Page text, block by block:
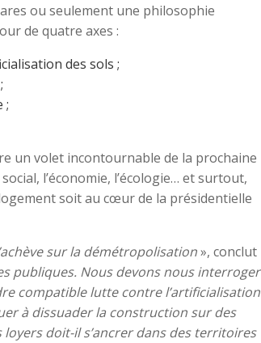
ou seulement une philosophie
de quatre axes :
des sols ;
;
un volet incontournable de la prochaine
l’économie, l’écologie… et surtout,
soit au cœur de la présidentielle
sur la démétropolisation», conclut
publiques. Nous devons nous interroger
compatible lutte contre l’artificialisation
à dissuader la construction sur des
doit-il s’ancrer dans des territoires